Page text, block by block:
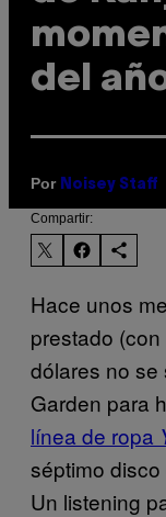
del
Por Noisey Staff
Compartir:
Hace unos
prestado
dólares no se
Garden para
línea de ropa
séptimo
Un listening